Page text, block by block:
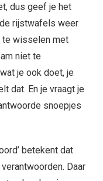
dus geef je het
rijstwafels weer
te wisselen met
niet te
je ook doet, je
dat. En je vraagt je
snoepjes
betekent dat
Daar